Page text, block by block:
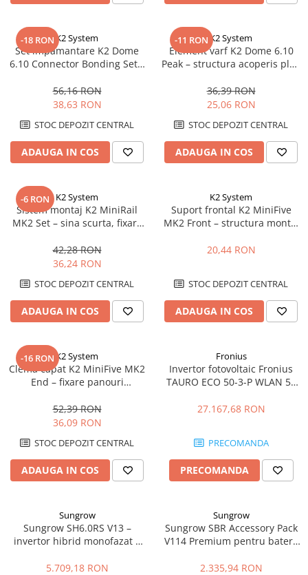
-18 RON K2 System
Set impamantare K2 Dome
6.10 Connector Bonding Set –
6
56,16 RON
38,63 RON
STOC DEPOZIT CENTRAL
ADAUGA IN COS
-11 RON K2 System
Element varf K2 Dome 6.10
Peak – structura acoperis plat,
36,39 RON
25,06 RON
STOC DEPOZIT CENTRAL
ADAUGA IN COS
-6 RON K2 System
Sistem montaj K2 MiniRail
MK2 Set – sina scurta, fixare
panouri
42,28 RON
36,24 RON
STOC DEPOZIT CENTRAL
ADAUGA IN COS
K2 System
Suport frontal K2 MiniFive
MK2 Front – structura montaj
20,44 RON
STOC DEPOZIT CENTRAL
ADAUGA IN COS
-16 RON K2 System
Clema capat K2 MiniFive MK2
End – fixare panouri
MiniFive
52,39 RON
36,09 RON
STOC DEPOZIT CENTRAL
ADAUGA IN COS
Fronius
Invertor fotovoltaic Fronius
TAURO ECO 50-3-P WLAN 50
27.167,68 RON
PRECOMANDA
PRECOMANDA
Sungrow
Sungrow SH6.0RS V13 –
invertor hibrid monofazat 6
5.709,18 RON
Sungrow
Sungrow SBR Accessory Pack
V114 Premium pentru baterii
2.335,94 RON